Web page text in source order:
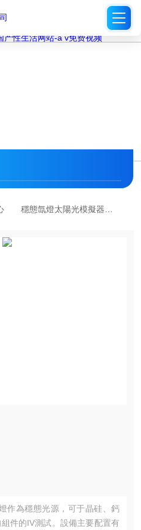
-欧美a∨-国产乱妇4p交换乱免费视
综合专区-日韩a∨-五月激情天-草民
禁一区二区-中文字幕第一页av-欧美
-欧美大黑bbbbbbbbb在线-91日批
性生活网站-a v免费视频
穩態氙燈太陽光模擬器
作為穩態光源，可于晶硅、鈣
件的IV測試。設備主要配置有